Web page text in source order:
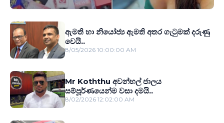
ඇමති හා නියෝජ්‍ය ඇමති අතර ගැටුමක් දරුණු
වෙයි..
8/05/2026 10:00:00 AM
Mr Koththu අවන්හල් ජාලය
සම්පූර්ණයෙන්ම වසා දමයි..
8/02/2026 12:02:00 AM